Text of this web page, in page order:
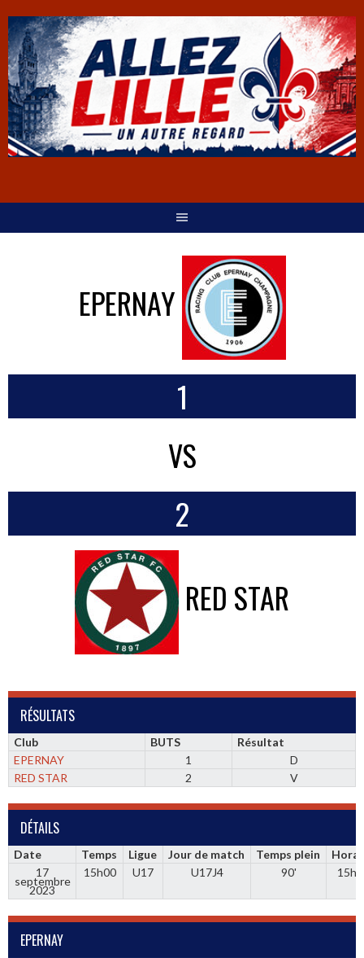
EPERNAY
1
VS
2
RED STAR
RÉSULTATS
Club BUTS
Résultat
EPERNAY
1
D
RED STAR
2 V
DÉTAILS
Date Temps Ligue Jour de match Temps plein
17
septembre
2023
15h00 U17 U17J4 90'
EPERNAY